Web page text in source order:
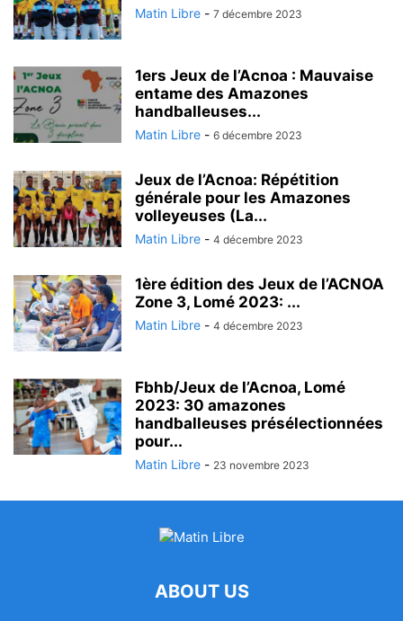
Matin Libre - 7 décembre 2023
1ers Jeux de l’Acnoa : Mauvaise
entame des Amazones
handballeuses...
Matin Libre - 6 décembre 2023
Jeux de l’Acnoa: Répétition
générale pour les Amazones
volleyeuses (La...
Matin Libre - 4 décembre 2023
1ère édition des Jeux de l’ACNOA
Zone 3, Lomé 2023: ...
Matin Libre - 4 décembre 2023
Fbhb/Jeux de l’Acnoa, Lomé
2023: 30 amazones
handballeuses présélectionnées
pour...
Matin Libre - 23 novembre 2023
ABOUT US